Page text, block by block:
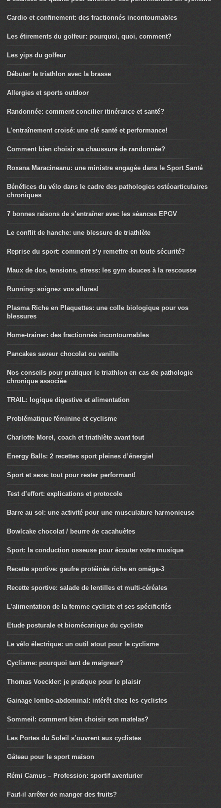
Cardio et confinement: des fractionnés incontournables
Les étirements du golfeur: pourquoi, quoi, comment?
Les yips du golfeur
Débuter le triathlon avec la brasse
Allergies et sports outdoor
Randonnée: comment concilier itinérance et santé?
L’entraînement croisé: une clé santé et performance!
Comment bien choisir sa chaussure de randonnée?
Roxana Maracineanu: une ministre engagée dans le Sport Santé
Bénéfices du vélo dans le cadre des pathologies ostéoarticulaires
chroniques
7 bonnes raisons de s’entraîner avec les séances EPGV
Le conflit de hanche: une blessure de triathlète
Reprise du sport: comment s’y remettre en toute sécurité?
Maux de dos, tensions, stress: les gym douces à la rescousse
Running: soignez vos allures!
Plasma Riche en Plaquettes: une colle biologique pour vos
blessures
Home-trainer: des fractionnés incontournables
Pancakes saveur chocolat ou vanille
Nos conseils pour pratiquer le triathlon en cas de pathologie
chronique associée
TRAIL: logique digestive et alimentation
Problématique féminine et cyclisme
Charlotte Morel, coach et triathlète avant tout
Energy Balls: 2 recettes sport pleines d’énergie!
Sport et sexe: tout pour rester performant!
Test d’effort: explications et protocole
Barre au sol: une activité pour une musculature harmonieuse
Bowlcake chocolat / beurre de cacahuètes
Sport: la conduction osseuse pour écouter votre musique
Recette sportive: gaufre protéinée riche en oméga-3
Recette sportive: salade de lentilles et multi-céréales
L’alimentation de la femme cycliste et ses spécificités
Etude posturale et biomécanique du cycliste
Le vélo électrique: un outil atout pour le cyclisme
Cyclisme: pourquoi tant de maigreur?
Thomas Voeckler: je pratique pour le plaisir
Gainage lombo-abdominal: intérêt chez les cyclistes
Sommeil: comment bien choisir son matelas?
Les Portes du Soleil s’ouvrent aux cyclistes
Gâteau pour le sport maison
Rémi Camus – Profession: sportif aventurier
Faut-il arrêter de manger des fruits?